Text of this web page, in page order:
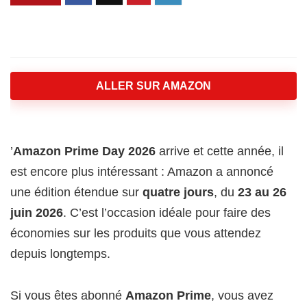
ALLER SUR AMAZON
’Amazon Prime Day 2026 arrive et cette année, il
est encore plus intéressant : Amazon a annoncé
une édition étendue sur quatre jours, du 23 au 26
juin 2026. C’est l’occasion idéale pour faire des
économies sur les produits que vous attendez
depuis longtemps.
Si vous êtes abonné Amazon Prime, vous avez